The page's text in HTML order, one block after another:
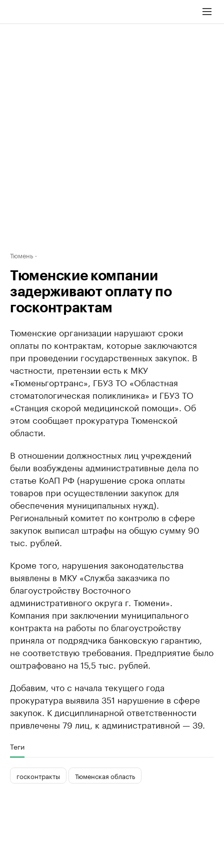
Тюмень
Тюменские компании
задерживают оплату по
госконтрактам
Тюменские организации нарушают сроки
оплаты по контрактам, которые заключаются
при проведении государственных закупок. В
частности, претензии есть к МКУ
«Тюменьгортранс», ГБУЗ ТО «Областная
стоматологическая поликлиника» и ГБУЗ ТО
«Станция скорой медицинской помощи». Об
этом сообщает прокуратура Тюменской
области.
В отношении должностных лиц учреждений
были возбуждены административные дела по
статье КоАП РФ (нарушение срока оплаты
товаров при осуществлении закупок для
обеспечения муниципальных нужд).
Региональный комитет по контролю в сфере
закупок выписал штрафы на общую сумму 90
тыс. рублей.
Кроме того, нарушения законодательства
выявлены в МКУ «Служба заказчика по
благоустройству Восточного
административного округа г. Тюмени».
Компания при заключении муниципального
контракта на работы по благоустройству
приняла от подрядчика банковскую гарантию,
не соответствую требования. Предприятие было
оштрафовано на 15,5 тыс. рублей.
Добавим, что с начала текущего года
прокуратура выявила 351 нарушение в сфере
закупок. К дисциплинарной ответственности
привлечены 79 лиц, к административной — 39.
Теги
госконтракты Тюменская область